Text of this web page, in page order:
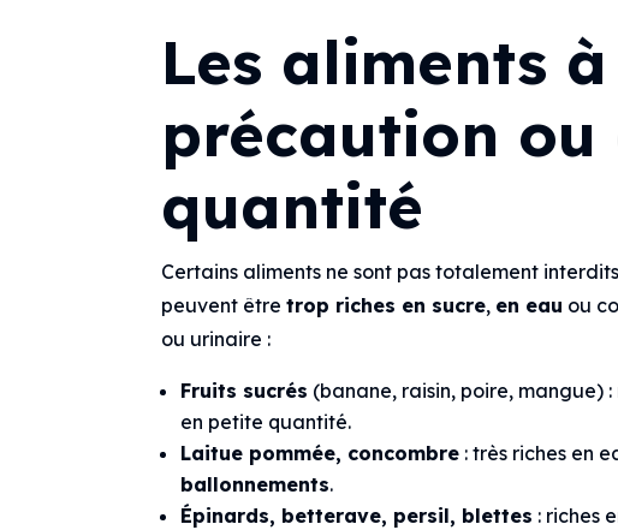
Les aliments
précaution
quantité
Certains aliments ne sont pas totalement
peuvent êtretrop riches en sucre, en eau ou
ou urinaire :
Fruits sucrés (banane, raisin, poire, mangue)
en petite quantité.
Laitue pommée, concombre : très riches en
ballonnements.
Épinards, betterave, persil, blettes : riches